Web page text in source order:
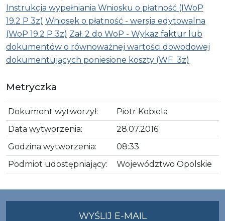
Instrukcja wypełniania Wniosku o płatność (IWoP
19.2 P 3z) Wniosek o płatność - wersja edytowalna
(WoP 19.2 P 3z) Zał. 2 do WoP - Wykaz faktur lub
dokumentów o równoważnej wartości dowodowej
dokumentujących poniesione koszty (WF 3z)
Metryczka
Dokument wytworzył:
Piotr Kobiela
Data wytworzenia:
28.07.2016
Godzina wytworzenia:
08:33
Podmiot udostępniający:
Województwo Opolskie
WYŚLIJ E-MAILNA